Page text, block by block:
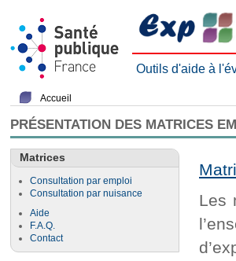
Outils d'aide à
Accueil
PRÉSENTATION DES MATRICES
Matrices
Consultation par emploi
Consultation par nuisance
Aide
F.A.Q.
Contact
Les